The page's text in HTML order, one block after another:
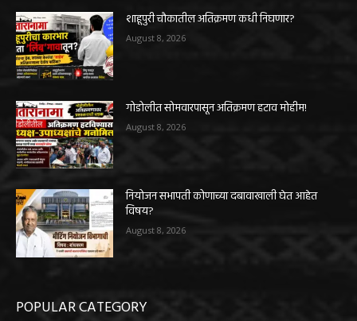
शाहूपुरी चौकातील अतिक्रमण कधी निघणार?
August 8, 2026
गोडोलीत सोमवारपासून अतिक्रमण हटाव मोहीम!
August 8, 2026
नियोजन सभापती कोणाच्या दबावाखाली घेत आहेत
विषय?
August 8, 2026
POPULAR CATEGORY